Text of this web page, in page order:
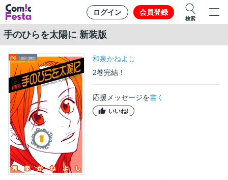
ログイン 会員登録
検索
手のひらを太陽に 新装版
和泉かねよし
2巻完結！
応援メッセージを書く
いいね!